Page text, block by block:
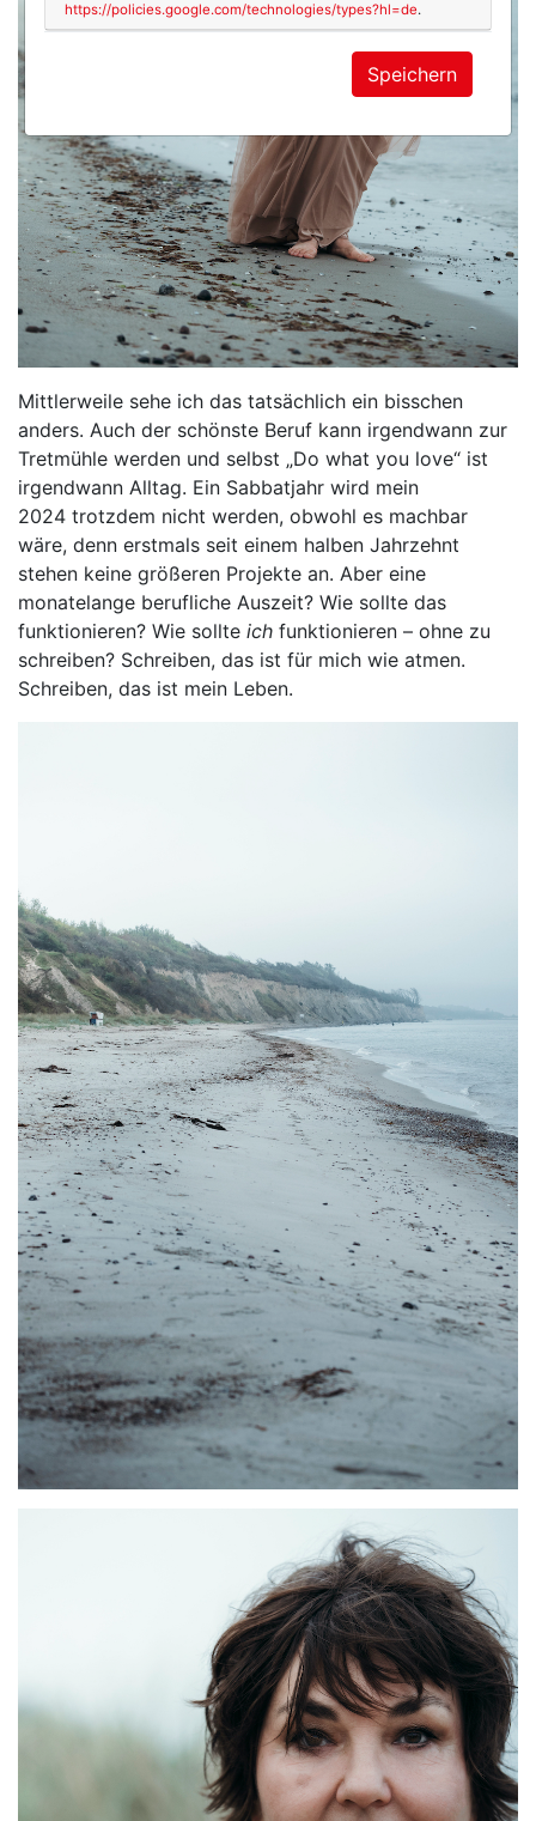
Mittlerweile sehe ich das tatsächlich ein bisschen
anders. Auch der schönste Beruf kann irgendwann zur
Tretmühle werden und selbst „Do what you love“ ist
irgendwann Alltag. Ein Sabbatjahr wird mein
2024 trotzdem nicht werden, obwohl es machbar
wäre, denn erstmals seit einem halben Jahrzehnt
stehen keine größeren Projekte an. Aber eine
monatelange berufliche Auszeit? Wie sollte das
funktionieren? Wie sollte ich funktionieren – ohne zu
schreiben? Schreiben, das ist für mich wie atmen.
Schreiben, das ist mein Leben.
https://policies.google.com/technologies/types?hl=de.
Speichern